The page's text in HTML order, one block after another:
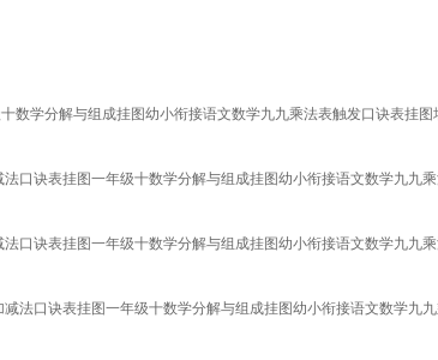
学分解与组成挂图幼小衔接语文数学九九乘法表触发口诀表挂图
口诀表挂图一年级十数学分解与组成挂图幼小衔接语文数学九九
口诀表挂图一年级十数学分解与组成挂图幼小衔接语文数学九九
法口诀表挂图一年级十数学分解与组成挂图幼小衔接语文数学九